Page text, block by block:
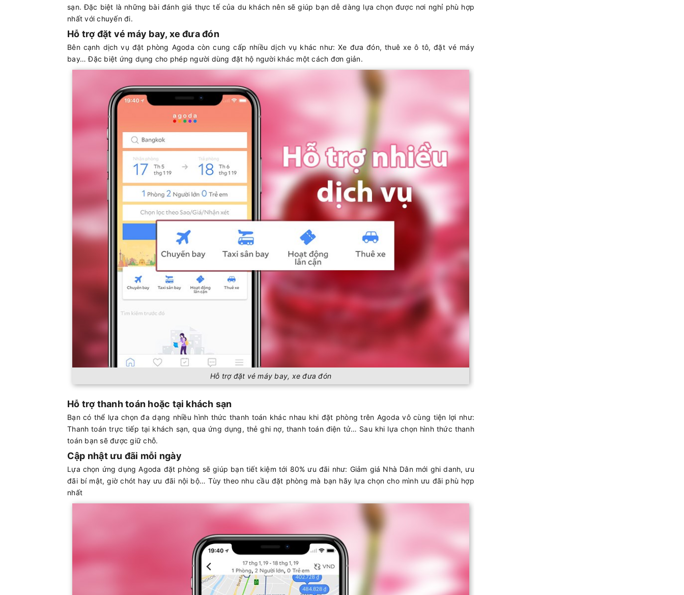
sạn. Đặc biệt là những bài đánh giá thực tế của du khách nên sẽ giúp bạn dễ dàng lựa chọn được nơi nghỉ phù hợp
nhất với chuyến đi.
Hỗ trợ đặt vé máy bay, xe đưa đón
Bên cạnh dịch vụ đặt phòng Agoda còn cung cấp nhiều dịch vụ khác như: Xe đưa đón, thuê xe ô tô, đặt vé máy
bay… Đặc biệt ứng dụng cho phép người dùng đặt hộ người khác một cách đơn giản.
Hỗ trợ đặt vé máy bay, xe đưa đón
Hỗ trợ thanh toán hoặc tại khách sạn
Bạn có thể lựa chọn đa dạng nhiều hình thức thanh toán khác nhau khi đặt phòng trên Agoda vô cùng tiện lợi như:
Thanh toán trực tiếp tại khách sạn, qua ứng dụng, thẻ ghi nợ, thanh toán điện tử… Sau khi lựa chọn hình thức thanh
toán bạn sẽ được giữ chỗ.
Cập nhật ưu đãi mỗi ngày
Lựa chọn ứng dụng Agoda đặt phòng sẽ giúp bạn tiết kiệm tới 80% ưu đãi như: Giảm giá Nhà Dân mới ghi danh, ưu
đãi bí mật, giờ chót hay ưu đãi nội bộ… Tùy theo nhu cầu đặt phòng mà bạn hãy lựa chọn cho mình ưu đãi phù hợp
nhất